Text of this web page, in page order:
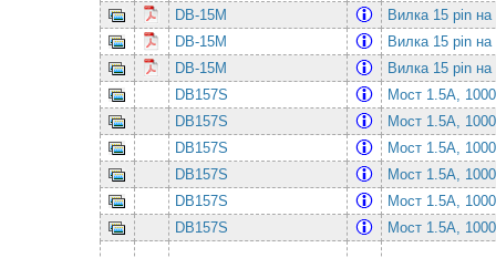
DB-15M
Вилка 15 pin
DB-15M
Вилка 15 pin
DB-15M
Вилка 15 pin
DB157S
Мост 1.5А,
DB157S
Мост 1.5А,
DB157S
Мост 1.5А,
DB157S
Мост 1.5А,
DB157S
Мост 1.5А,
DB157S
Мост 1.5А,